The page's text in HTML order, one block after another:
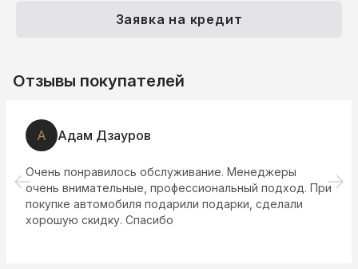
Заявка на кредит
Отзывы покупателей
А Адам Дзауров
Очень понравилось обслуживание. Менеджеры
очень внимательные, профессиональный подход. При
покупке автомобиля подарили подарки, сделали
хорошую скидку. Спасибо